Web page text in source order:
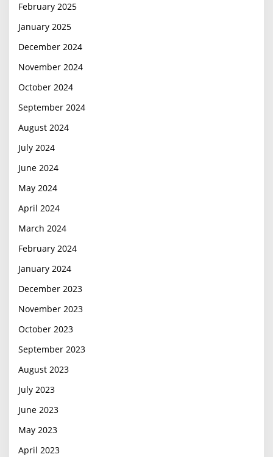
February 2025
January 2025
December 2024
November 2024
October 2024
September 2024
August 2024
July 2024
June 2024
May 2024
April 2024
March 2024
February 2024
January 2024
December 2023
November 2023
October 2023
September 2023
August 2023
July 2023
June 2023
May 2023
April 2023